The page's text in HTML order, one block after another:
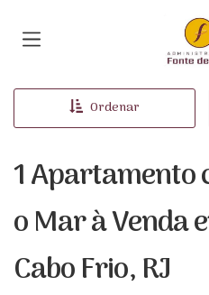
Ordenar
1 Apartamento
o Mar à Venda
Cabo Frio, RJ